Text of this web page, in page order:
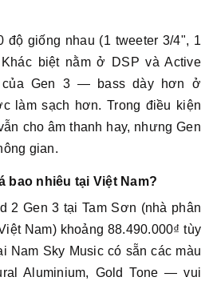
độ giống nhau (1 tweeter 3/4", 1
biệt nằm ở DSP và Active
của Gen 3 — bass dày hơn ở
làm sạch hơn. Trong điều kiện
cho âm thanh hay, nhưng Gen
gian.
bao nhiêu tại Việt Nam?
2 Gen 3 tại Tam Sơn (nhà phân
Nam) khoảng 88.490.000₫ tùy
Nam Sky Music có sẵn các màu
Aluminium, Gold Tone — vui